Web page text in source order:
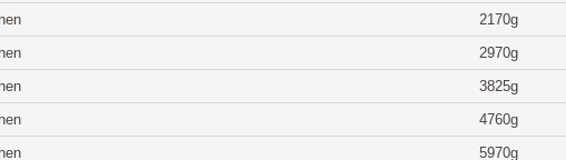
2170g
2970g
3825g
4760g
5970g